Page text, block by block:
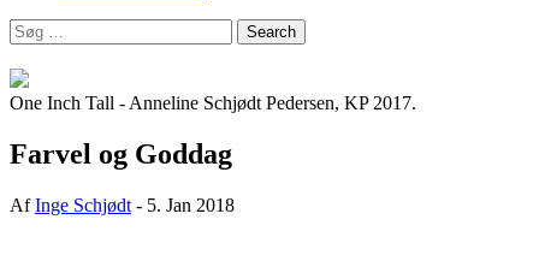
Search
for:
One Inch Tall - Anneline Schjødt Pedersen, KP 2017.
Farvel og Goddag
AfInge Schjødt - 5. Jan 2018